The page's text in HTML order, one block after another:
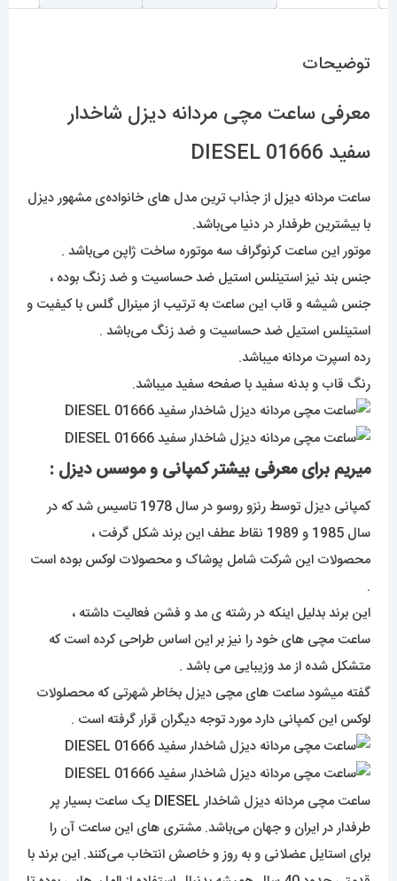
توضیحات
معرفی ساعت مچی مردانه دیزل شاخدار
سفید DIESEL 01666
ساعت مردانه دیزل از جذاب ترین مدل های خانواده‌ی مشهور دیزل
با بیشترین طرفدار در دنیا می‌باشد.
موتور این ساعت کرنوگراف سه موتوره ساخت ژاپن می‌باشد .
جنس بند نیز استینلس استیل ضد حساسیت و ضد زنگ بوده ،
جنس شیشه و قاب این ساعت به ترتیب از مینرال گلس با کیفیت و
استینلس استیل ضد حساسیت و ضد زنگ می‌باشد .
رده اسپرت مردانه میباشد.
رنگ قاب و بدنه سفید با صفحه سفید میباشد.
میریم برای معرفی بیشتر کمپانی و موسس دیزل :
کمپانی دیزل توسط رنزو روسو در سال 1978 تاسیس شد که در
سال 1985 و 1989 نقاط عطف این برند شکل گرفت ،
محصولات این شرکت شامل پوشاک و محصولات لوکس بوده است
.
این برند بدلیل اینکه در رشته ی مد و فشن فعالیت داشته ،
ساعت مچی های خود را نیز بر این اساس طراحی کرده است که
متشکل شده از مد وزیبایی می باشد .
گفته میشود ساعت های مچی دیزل بخاطر شهرتی که محصلولات
لوکس این کمپانی دارد مورد توجه دیگران قرار گرفته است .
ساعت مچی مردانه دیزل شاخدار DIESEL یک ساعت بسیار پر
طرفدار در ایران و جهان می‌باشد. مشتری های این ساعت آن را
برای استایل عضلانی و به روز و خاصش انتخاب می‌کنند. این برند با